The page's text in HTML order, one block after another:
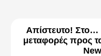
Απίστευτο! Στο…
μεταφορές προς